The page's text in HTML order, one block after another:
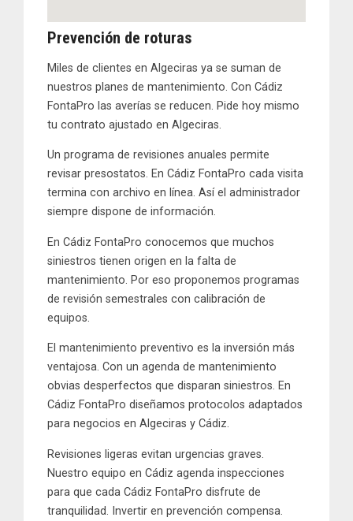
Prevención de roturas
Miles de clientes en Algeciras ya se suman de
nuestros planes de mantenimiento. Con Cádiz
FontaPro las averías se reducen. Pide hoy mismo
tu contrato ajustado en Algeciras.
Un programa de revisiones anuales permite
revisar presostatos. En Cádiz FontaPro cada visita
termina con archivo en línea. Así el administrador
siempre dispone de información.
En Cádiz FontaPro conocemos que muchos
siniestros tienen origen en la falta de
mantenimiento. Por eso proponemos programas
de revisión semestrales con calibración de
equipos.
El mantenimiento preventivo es la inversión más
ventajosa. Con un agenda de mantenimiento
obvias desperfectos que disparan siniestros. En
Cádiz FontaPro diseñamos protocolos adaptados
para negocios en Algeciras y Cádiz.
Revisiones ligeras evitan urgencias graves.
Nuestro equipo en Cádiz agenda inspecciones
para que cada Cádiz FontaPro disfrute de
tranquilidad. Invertir en prevención compensa.